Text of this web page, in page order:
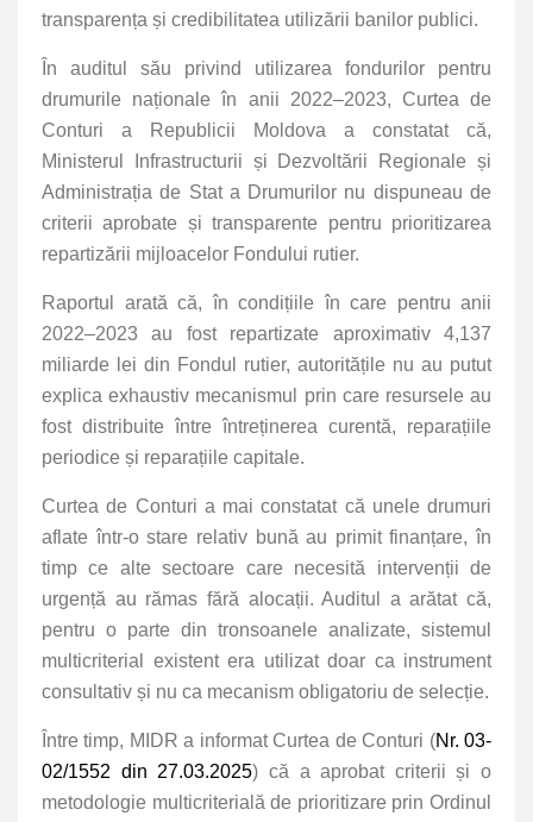
transparența și credibilitatea utilizării banilor publici.
În auditul său privind utilizarea fondurilor pentru
drumurile naționale în anii 2022–2023, Curtea de
Conturi a Republicii Moldova a constatat că,
Ministerul Infrastructurii și Dezvoltării Regionale și
Administrația de Stat a Drumurilor nu dispuneau de
criterii aprobate și transparente pentru prioritizarea
repartizării mijloacelor Fondului rutier.
Raportul arată că, în condițiile în care pentru anii
2022–2023 au fost repartizate aproximativ 4,137
miliarde lei din Fondul rutier, autoritățile nu au putut
explica exhaustiv mecanismul prin care resursele au
fost distribuite între întreținerea curentă, reparațiile
periodice și reparațiile capitale.
Curtea de Conturi a mai constatat că unele drumuri
aflate într-o stare relativ bună au primit finanțare, în
timp ce alte sectoare care necesită intervenții de
urgență au rămas fără alocații. Auditul a arătat că,
pentru o parte din tronsoanele analizate, sistemul
multicriterial existent era utilizat doar ca instrument
consultativ și nu ca mecanism obligatoriu de selecție.
Între timp, MIDR a informat Curtea de Conturi (Nr. 03-
02/1552 din 27.03.2025) că a aprobat criterii și o
metodologie multicriterială de prioritizare prin Ordinul